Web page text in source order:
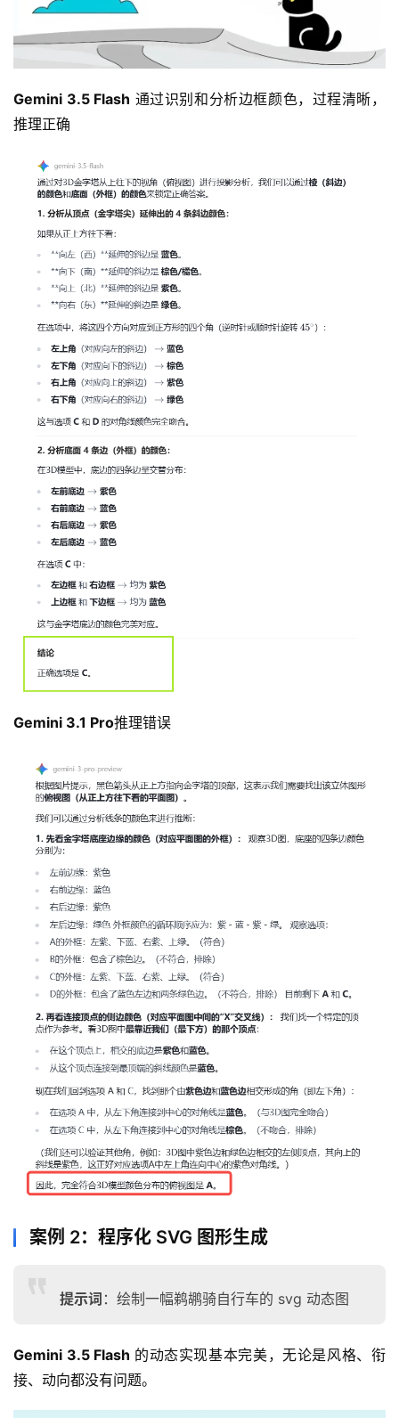
专
新
日
志
Gemini 3.5 Flash 通过识别和分析边框颜色，过程清晰，
推理正确
Gemini 3.1 Pro推理错误
案例 2：程序化 SVG 图形生成
提示词 ：绘制一幅鹈鹕骑自行车的 svg 动态图
Gemini 3.5 Flash 的动态实现基本完美，无论是风格、衔
接、动向都没有问题。